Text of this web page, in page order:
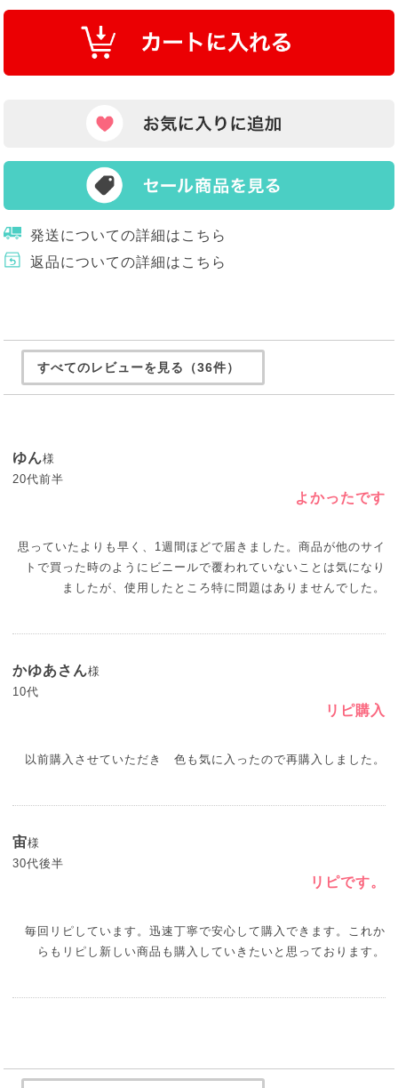
発送についての詳細はこちら
返品についての詳細はこちら
すべてのレビューを見る（36件）
ゆん様
20代前半
よかったです
思っていたよりも早く、1週間ほどで届きました。商品が他のサイ
トで買った時のようにビニールで覆われていないことは気になり
ましたが、使用したところ特に問題はありませんでした。
かゆあさん様
10代
リピ購入
以前購入させていただき 色も気に入ったので再購入しました。
宙様
30代後半
リピです。
毎回リピしています。迅速丁寧で安心して購入できます。これか
らもリピし新しい商品も購入していきたいと思っております。